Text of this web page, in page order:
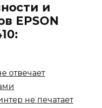
и
EPSON
отвечает
не печатает